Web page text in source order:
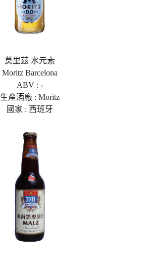
莫里茲 水元素
Moritz Barcelona
ABV : -
生產酒廠 : Moritz
國家 : 西班牙